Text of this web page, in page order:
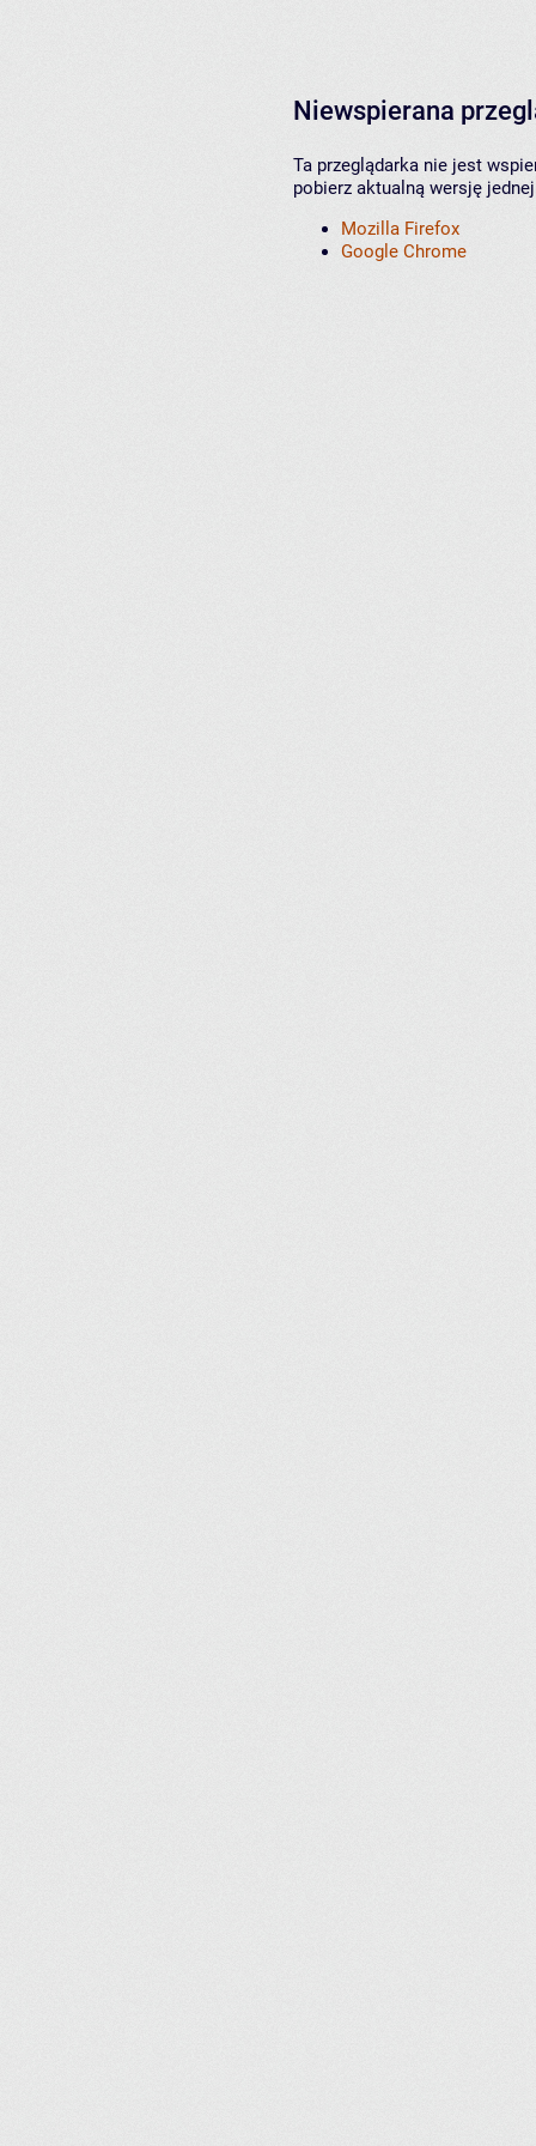
Niewspierana
Ta przeglądarka nie jest
pobierz aktualną wersję
Mozilla Firefox
Google Chrome